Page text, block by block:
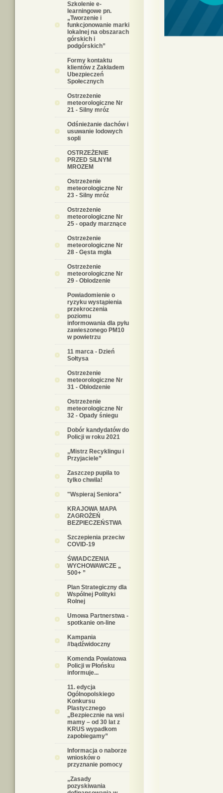
Szkolenie e-
learningowe pn.
„Tworzenie i
funkcjonowanie marki
lokalnej na obszarach
górskich i
podgórskich”
Formy kontaktu
klientów z Zakładem
Ubezpieczeń
Społecznych
Ostrzeżenie
meteorologiczne Nr
21 - Silny mróz
Odśnieżanie dachów i
usuwanie lodowych
sopli
OSTRZEŻENIE
PRZED SILNYM
MROZEM
Ostrzeżenie
meteorologiczne Nr
23 - Silny mróz
Ostrzeżenie
meteorologiczne Nr
25 - opady marznące
Ostrzeżenie
meteorologiczne Nr
28 - Gęsta mgła
Ostrzeżenie
meteorologiczne Nr
29 - Oblodzenie
Powiadomienie o
ryzyku wystąpienia
przekroczenia
poziomu
informowania dla pyłu
zawieszonego PM10
w powietrzu
11 marca - Dzień
Sołtysa
Ostrzeżenie
meteorologiczne Nr
31 - Oblodzenie
Ostrzeżenie
meteorologiczne Nr
32 - Opady śniegu
Dobór kandydatów do
Policji w roku 2021
„Mistrz Recyklingu i
Przyjaciele”
Zaszczep pupila to
tylko chwila!
"Wspieraj Seniora"
KRAJOWA MAPA
ZAGROŻEŃ
BEZPIECZEŃSTWA
Szczepienia przeciw
COVID-19
ŚWIADCZENIA
WYCHOWAWCZE „
500+ ”
Plan Strategiczny dla
Wspólnej Polityki
Rolnej
Umowa Partnerstwa -
spotkanie on-line
Kampania
#bądźwidoczny
Komenda Powiatowa
Policji w Płońsku
informuje...
11. edycja
Ogólnopolskiego
Konkursu
Plastycznego
„Bezpiecznie na wsi
mamy – od 30 lat z
KRUS wypadkom
zapobiegamy”
Informacja o naborze
wniosków o
przyznanie pomocy
„Zasady
pozyskiwania